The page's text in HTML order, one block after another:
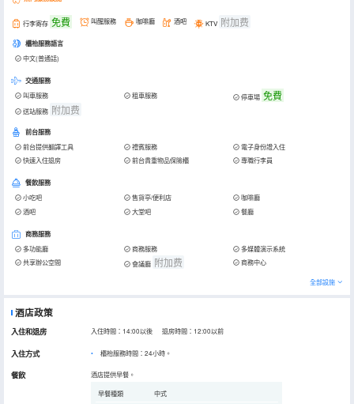
行李寄存 免費 叫醒服務 咖啡廳 酒吧 KTV 附加费
櫃枱服務語言
中文(普通話)
交通服務
叫車服務 租車服務 停車場 免費
送站服務 附加费
前台服務
前台提供翻譯工具 禮賓服務
電子身份證入住
快速入住退房
前台貴重物品保險櫃 專職行李員
餐飲服務
小吃吧 售貨亭/便利店
咖啡廳
酒吧
大堂吧 餐廳
商務服務
多功能廳 商務服務
多媒體演示系統
共享辦公空間
會議廳 附加费 商務中心
全部設施
酒店政策
入住和退房 入住時間：14:00以後 退房時間：12:00以前
入住方式 櫃枱服務時間：24小時。
餐飲 酒店提供早餐。
早餐種類
中式